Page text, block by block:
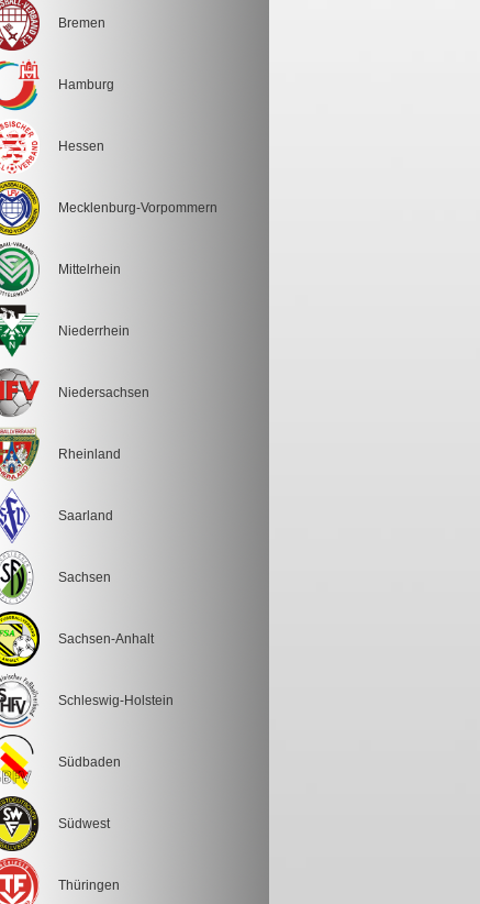
Bremen
Hamburg
Hessen
Mecklenburg-Vorpommern
Mittelrhein
Niederrhein
Niedersachsen
Rheinland
Saarland
Sachsen
Sachsen-Anhalt
Schleswig-Holstein
Südbaden
Südwest
Thüringen